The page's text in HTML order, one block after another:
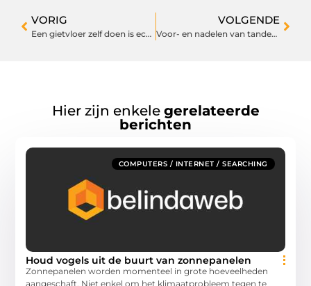
VORIG
Een gietvloer zelf doen is echt geen onoverkomelijke opdracht
VOLGENDE
Voor- en nadelen van tanden bleken
Hier zijn enkele gerelateerde
berichten
COMPUTERS / INTERNET / SEARCHING
Houd vogels uit de buurt van zonnepanelen
Zonnepanelen worden momenteel in grote hoeveelheden
aangeschaft. Niet enkel om het klimaatprobleem tegen te